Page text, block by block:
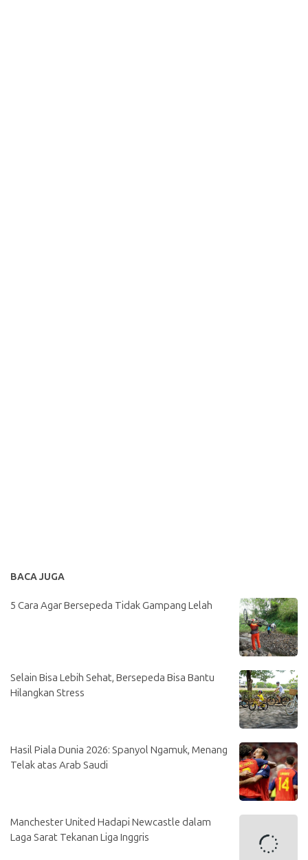
BACA JUGA
5 Cara Agar Bersepeda Tidak Gampang Lelah
Selain Bisa Lebih Sehat, Bersepeda Bisa Bantu
Hilangkan Stress
Hasil Piala Dunia 2026: Spanyol Ngamuk, Menang
Telak atas Arab Saudi
Manchester United Hadapi Newcastle dalam
Laga Sarat Tekanan Liga Inggris